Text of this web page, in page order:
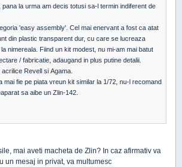
la urma am decis totusi sa-l termin indiferent de
'easy assembly'. Cel mai enervant a fost ca atat
din plastic transparent dur, cu care se lucreaza
nimereala. Fiind un kit modest, nu mi-am mai batut
/ fabricatie, adaugand in plus putine detalii.
Revell si Agama.
mai fie pe piata vreun kit similar la 1/72, nu-l recomand
sa aibe un Zlin-142.
mai aveti macheta de Zlin? In caz afirmativ va
un mesaj in privat, va multumesc